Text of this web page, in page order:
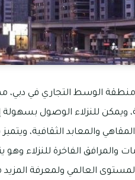
الوسط التجاري في دبي،
ويمكن للنزلاء الوصول بسهولة
والمعابد الثقافية،
والمرافق الفاخرة للنزلاء
المستوى العالمي ولمعرفة